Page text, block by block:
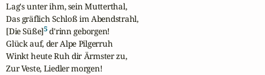
Lag's unter ihm, sein Mutterthal,
Das gräflich Schloß im Abendstrahl,
[Die Süße]5 d'rinn geborgen!
Glück auf, der Alpe Pilgerruh
Winkt heute Ruh dir Ärmster zu,
Zur Veste, Liedler morgen!